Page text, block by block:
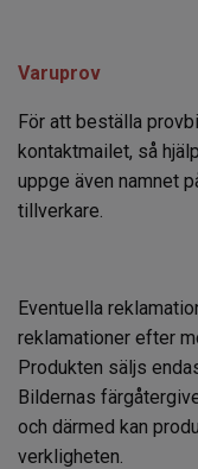
Varuprov
För att beställa
kontaktmailet, så
uppge även namnet
tillverkare.
Eventuella
reklamationer efter
Produkten säljs
Bildernas
och därmed kan
verkligheten.